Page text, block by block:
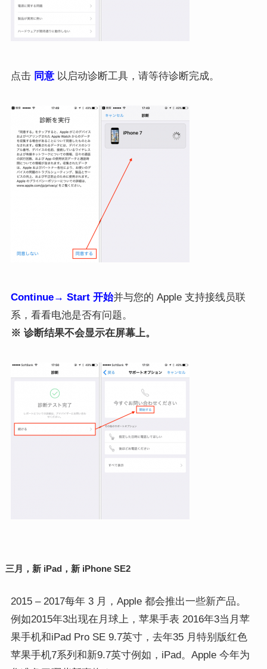
点击 同意以启动诊断工具，请等待诊断完成。
Continue→ Start 开始并与您的 Apple 支持接线员联
系，看看电池是否有问题。
※ 诊断结果不会显示在屏幕上。
三月，新 iPad，新 iPhone SE2
2015 – 2017每年 3 月，Apple 都会推出一些新产品。
例如2015年3出现在月球上， 苹果手表 2016年3当月 苹
果手机和iPad Pro SE 9.7英寸，去年35 月特别版红色
苹果手机7系列和新9.7英寸例如，iPad。 Apple 今年为